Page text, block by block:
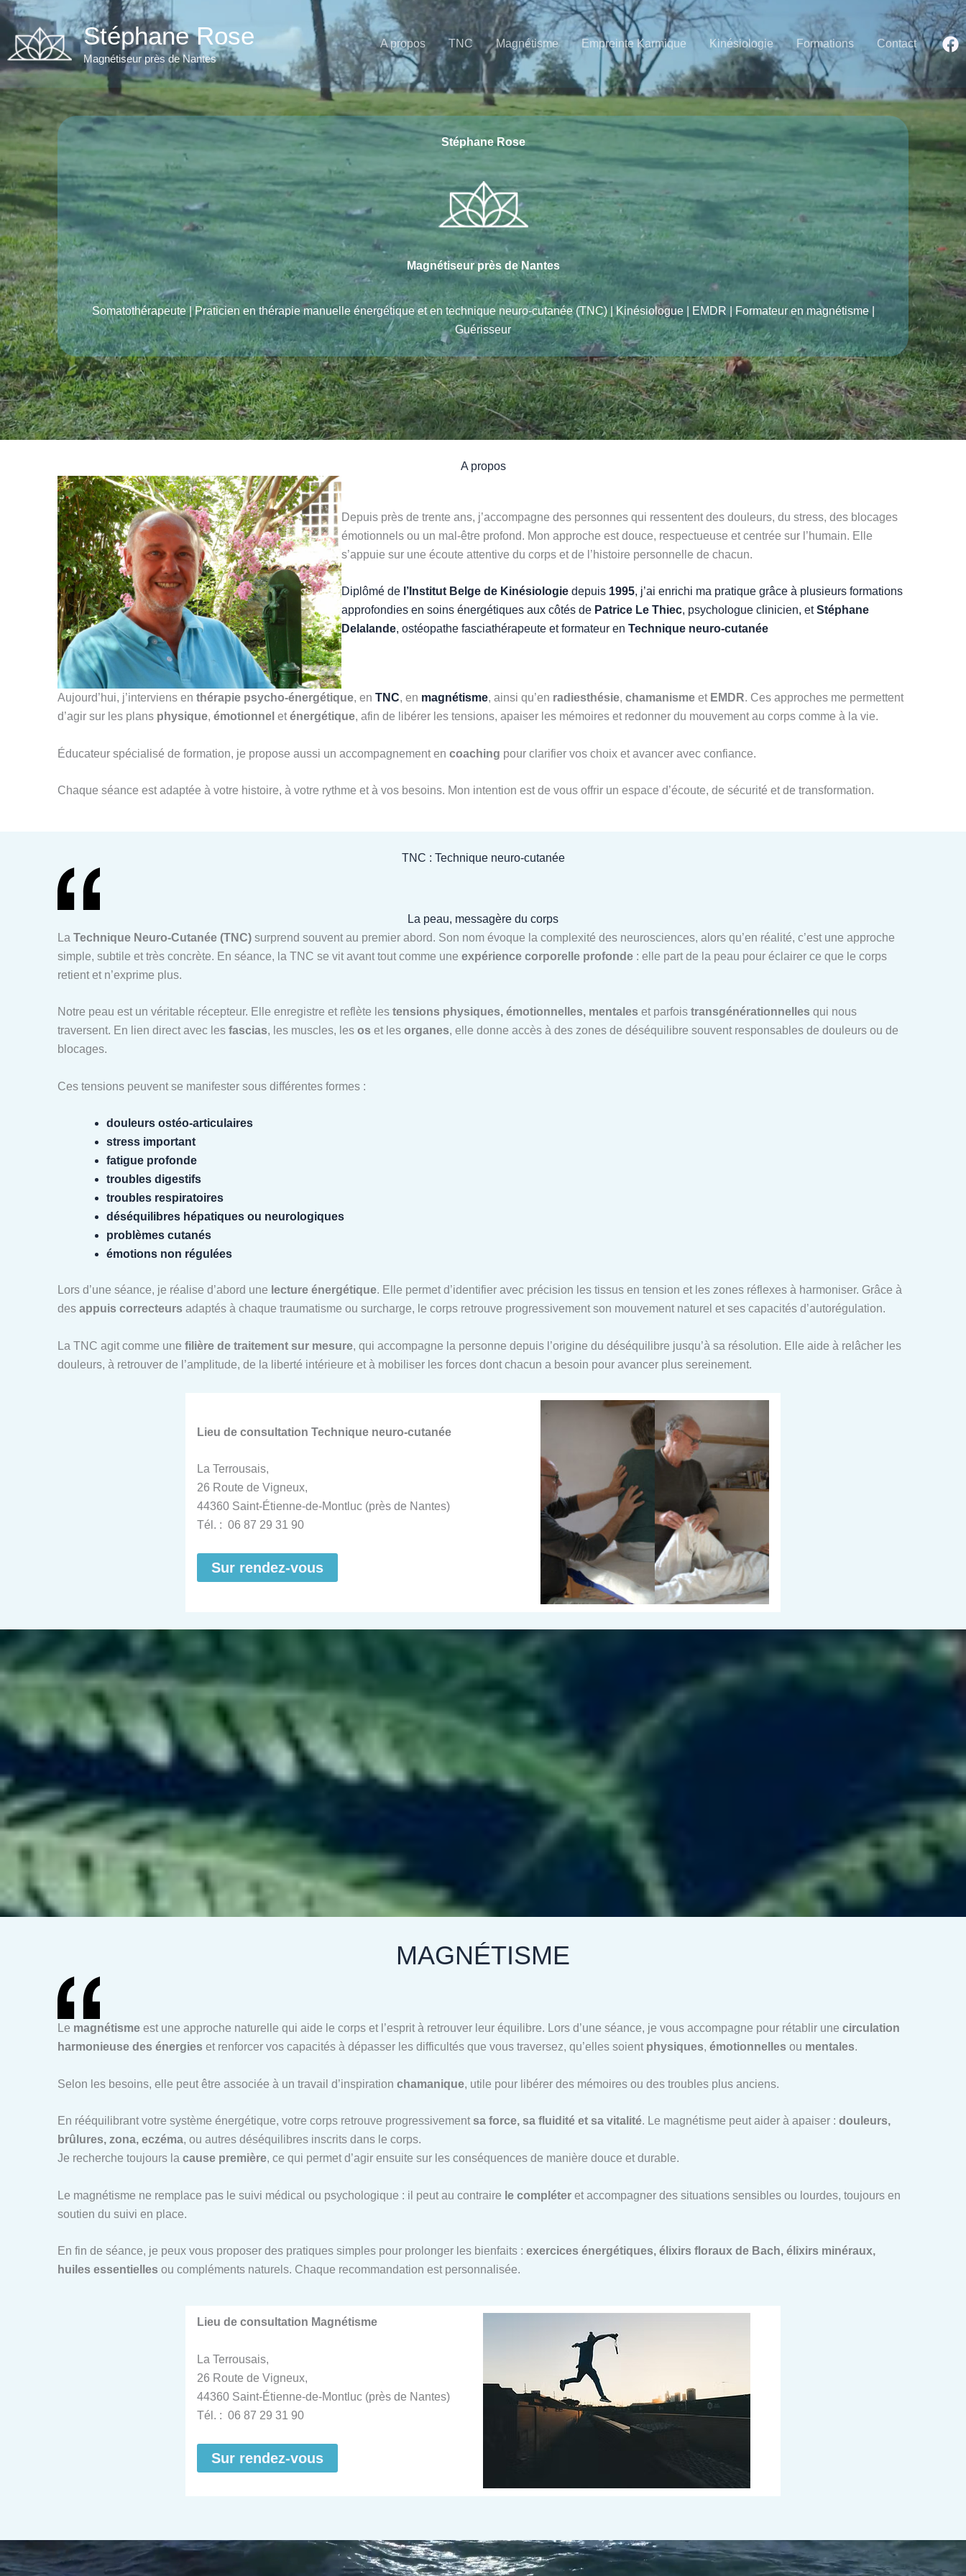
Aller
au
contenu
Stéphane Rose
Magnétiseur près de Nantes
A propos TNC Magnétisme Empreinte Karmique Kinésiologie Formations Contact
Stéphane Rose
Magnétiseur près de Nantes
Somatothérapeute | Praticien en thérapie manuelle énergétique et en technique neuro-cutanée (TNC) | Kinésiologue | EMDR | Formateur en magnétisme |
Guérisseur
A propos
Depuis près de trente ans, j’accompagne des personnes qui ressentent des douleurs, du stress, des blocages
émotionnels ou un mal-être profond. Mon approche est douce, respectueuse et centrée sur l’humain. Elle
s’appuie sur une écoute attentive du corps et de l’histoire personnelle de chacun.
Diplômé de l’Institut Belge de Kinésiologiedepuis 1995, j’ai enrichi ma pratique grâce à plusieurs formations
approfondies en soins énergétiques aux côtés de Patrice Le Thiec, psychologue clinicien, etStéphane
Delalande, ostéopathe fasciathérapeute et formateur en Technique neuro-cutanée
Aujourd’hui, j’interviens en thérapie psycho-énergétique, en TNC, en magnétisme, ainsi qu’en radiesthésie, chamanisme et EMDR. Ces approches me permettent
d’agir sur les plans physique, émotionnel eténergétique, afin de libérer les tensions, apaiser les mémoires et redonner du mouvement au corps comme à la vie.
Éducateur spécialisé de formation, je propose aussi un accompagnement en coaching pour clarifier vos choix et avancer avec confiance.
Chaque séance est adaptée à votre histoire, à votre rythme et à vos besoins. Mon intention est de vous offrir un espace d’écoute, de sécurité et de transformation.
TNC : Technique neuro-cutanée
La peau, messagère du corps
La Technique Neuro-Cutanée (TNC) surprend souvent au premier abord. Son nom évoque la complexité des neurosciences, alors qu’en réalité, c’est une approche
simple, subtile et très concrète. En séance, la TNC se vit avant tout comme une expérience corporelle profonde : elle part de la peau pour éclairer ce que le corps
retient et n’exprime plus.
Notre peau est un véritable récepteur. Elle enregistre et reflète les tensions physiques, émotionnelles, mentales et parfois transgénérationnelles qui nous
traversent. En lien direct avec les fascias, les muscles, les os et les organes, elle donne accès à des zones de déséquilibre souvent responsables de douleurs ou de
blocages.
Ces tensions peuvent se manifester sous différentes formes :
douleurs ostéo-articulaires
stress important
fatigue profonde
troubles digestifs
troubles respiratoires
déséquilibres hépatiques ou neurologiques
problèmes cutanés
émotions non régulées
Lors d’une séance, je réalise d’abord une lecture énergétique. Elle permet d’identifier avec précision les tissus en tension et les zones réflexes à harmoniser. Grâce à
des appuis correcteurs adaptés à chaque traumatisme ou surcharge, le corps retrouve progressivement son mouvement naturel et ses capacités d’autorégulation.
La TNC agit comme une filière de traitement sur mesure, qui accompagne la personne depuis l’origine du déséquilibre jusqu’à sa résolution. Elle aide à relâcher les
douleurs, à retrouver de l’amplitude, de la liberté intérieure et à mobiliser les forces dont chacun a besoin pour avancer plus sereinement.
Lieu de consultation Technique neuro-cutanée
La Terrousais,
26 Route de Vigneux,
44360 Saint-Étienne-de-Montluc (près de Nantes)
Tél. : 06 87 29 31 90
Sur rendez-vous
MAGNÉTISME
Le magnétisme est une approche naturelle qui aide le corps et l’esprit à retrouver leur équilibre. Lors d’une séance, je vous accompagne pour rétablir une circulation
harmonieuse des énergies et renforcer vos capacités à dépasser les difficultés que vous traversez, qu’elles soient physiques, émotionnelles ou mentales.
Selon les besoins, elle peut être associée à un travail d’inspiration chamanique, utile pour libérer des mémoires ou des troubles plus anciens.
En rééquilibrant votre système énergétique, votre corps retrouve progressivement sa force, sa fluidité et sa vitalité. Le magnétisme peut aider à apaiser : douleurs,
brûlures, zona, eczéma, ou autres déséquilibres inscrits dans le corps.
Je recherche toujours la cause première, ce qui permet d’agir ensuite sur les conséquences de manière douce et durable.
Le magnétisme ne remplace pas le suivi médical ou psychologique : il peut au contraire le compléter et accompagner des situations sensibles ou lourdes, toujours en
soutien du suivi en place.
En fin de séance, je peux vous proposer des pratiques simples pour prolonger les bienfaits : exercices énergétiques, élixirs floraux de Bach, élixirs minéraux,
huiles essentielles ou compléments naturels. Chaque recommandation est personnalisée.
Lieu de consultation Magnétisme
La Terrousais,
26 Route de Vigneux,
44360 Saint-Étienne-de-Montluc (près de Nantes)
Tél. : 06 87 29 31 90
Sur rendez-vous